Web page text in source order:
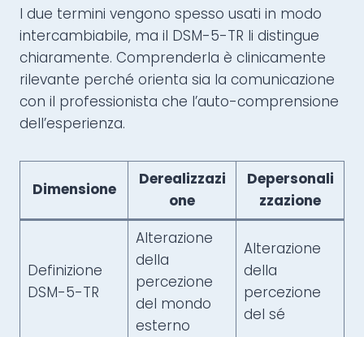
I due termini vengono spesso usati in modo
intercambiabile, ma il DSM-5-TR li distingue
chiaramente. Comprenderla è clinicamente
rilevante perché orienta sia la comunicazione
con il professionista che l’auto-comprensione
dell’esperienza.
Dimensione
Derealizzazi
one
Depersonali
zzazione
Definizione
DSM-5-TR
Alterazione
della
percezione
del mondo
esterno
Alterazione
della
percezione
del sé